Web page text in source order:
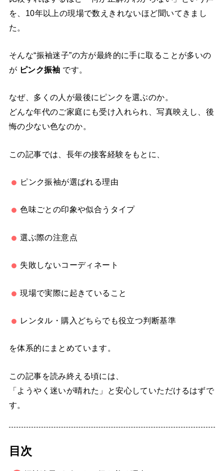
を、10年以上の現場で数えきれないほど聞いてきまし
た。
そんな“振袖迷子”の方が最終的に手に取ることが多いの
が ピンク振袖 です。
なぜ、多くの人が最後にピンクを選ぶのか。
どんな年代のご家庭にも受け入れられ、写真映えし、後
悔の少ない色なのか。
この記事では、長年の接客経験をもとに、
ピンク振袖が選ばれる理由
色味ごとの印象や似合うタイプ
選ぶ際の注意点
失敗しないコーディネート
現場で実際に起きていること
レンタル・購入どちらでも役立つ判断基準
を体系的にまとめています。
この記事を読み終える頃には、
「ようやく迷いが晴れた」と安心していただけるはずで
す。
目次